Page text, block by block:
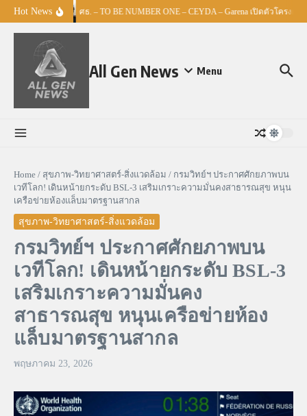
Skip to content
Hot News ศธ. – TO BE NUMBER ONE – CEYDA – Garena เปิดตัวโครงกา
All Gen News Menu
Home / สุขภาพ-วิทยาศาสตร์-สิ่งแวดล้อม / กรมวิทย์ฯ ประกาศศักยภาพบน
เวทีโลก! เดินหน้ายกระดับ BSL-3 เสริมเกราะความมั่นคงสาธารณสุข หนุน
เครือข่ายห้องแล็บมาตรฐานสากล
สุขภาพ-วิทยาศาสตร์-สิ่งแวดล้อม
กรมวิทย์ฯ ประกาศศักยภาพบน
เวทีโลก! เดินหน้ายกระดับ BSL-3
เสริมเกราะความมั่นคง
สาธารณสุข หนุนเครือข่ายห้อง
แล็บมาตรฐานสากล
พฤษภาคม 23, 2026